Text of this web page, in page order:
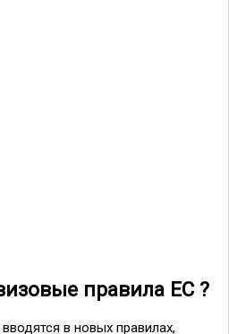
правила ЕС ?
в новых правилах,